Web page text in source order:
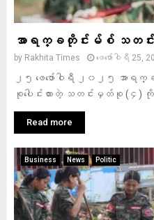
အာရက္ခတိုင်းမ်စ် သတင်
by Rakhita Times ဖေ‌ဖော်ဝါရီ 25,
၂၅ ဖေဖော်ဝါရီ ၂၀၂၅ အာရ
စုပေါင်းထားတဲ့ သတင်းမှတ်စု (
Read more
Business News Politic